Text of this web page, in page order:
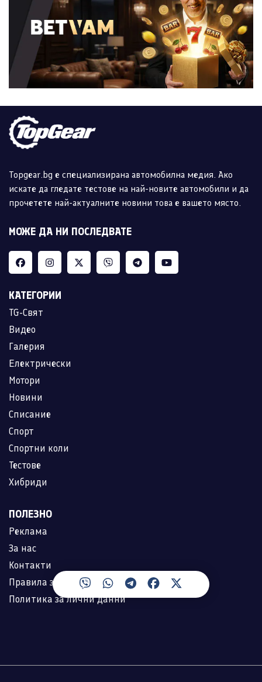
Topgear.bg е специализирана автомобилна медия. Ако
искате да гледате тестове на най-новите автомобили и да
прочетете най-актуалните новини това е вашето място.
МОЖЕ ДА НИ ПОСЛЕДВАТЕ
КАТЕГОРИИ
TG-Свят
Видео
Галерия
Електрически
Мотори
Новини
Списание
Спорт
Спортни коли
Тестове
Хибриди
ПОЛЕЗНО
Реклама
За нас
Контакти
Правила за ползване
Политика за лични данни